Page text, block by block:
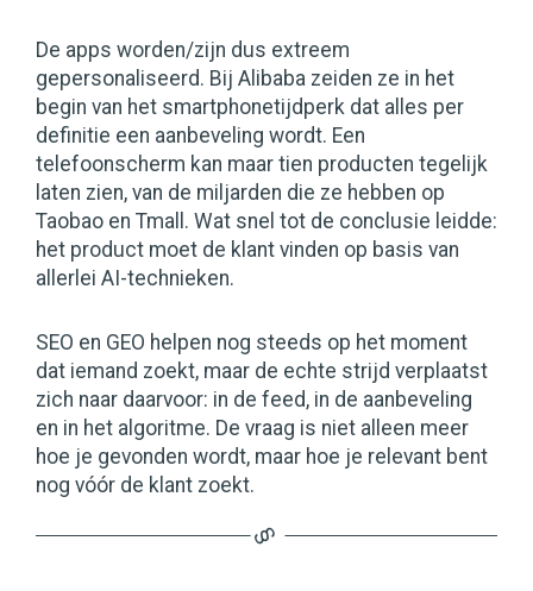
De apps worden/zijn dus extreem
gepersonaliseerd. Bij Alibaba zeiden ze in het
begin van het smartphonetijdperk dat alles per
definitie een aanbeveling wordt. Een
telefoonscherm kan maar tien producten tegelijk
laten zien, van de miljarden die ze hebben op
Taobao en Tmall. Wat snel tot de conclusie leidde:
het product moet de klant vinden op basis van
allerlei AI-technieken.
SEO en GEO helpen nog steeds op het moment
dat iemand zoekt, maar de echte strijd verplaatst
zich naar daarvoor: in de feed, in de aanbeveling
en in het algoritme. De vraag is niet alleen meer
hoe je gevonden wordt, maar hoe je relevant bent
nog vóór de klant zoekt.